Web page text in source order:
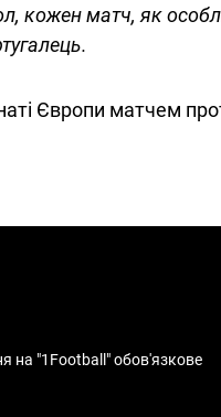
кожен матч, як
Європи матчем
на "1Football" обов'язкове